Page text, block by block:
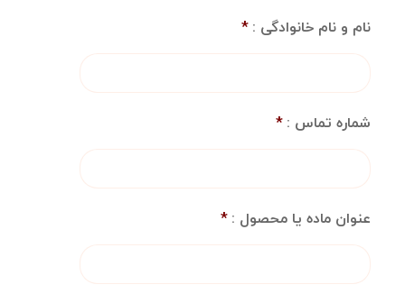
نام و نام خانوادگی : *
شماره تماس : *
عنوان ماده یا محصول : *